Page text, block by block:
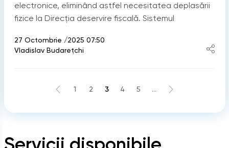
electronice, eliminând astfel necesitatea deplasării
fizice la Direcția deservire fiscală. Sistemul
27 Octombrie /2025 07:50
Vladislav Budarețchi
1 2 3 4 5 ...